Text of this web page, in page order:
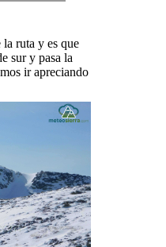
ruta y es que
sur y pasa la
ir apreciando